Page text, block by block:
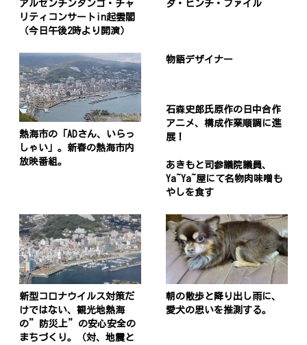
アルゼンチンタンゴ・チャ
リティコンサートin起雲閣
（今日午後2時より開演）
ダ・ビンチ・ファイル
熱海市の「ADさん、いらっ
しゃい」。新春の熱海市内
放映番組。
物語デザイナー
石森史郎氏原作の日中合作
アニメ、構成作業順調に進
展！
あきもと司参議院議員、
Ya~Ya~屋にて名物肉味噌も
やしを食す
新型コロナウイルス対策だ
けではない、観光地熱海
の”防災上”の安心安全の
まちづくり。（対、地震と
朝の散歩と降り出し雨に、
愛犬の思いを推測する。